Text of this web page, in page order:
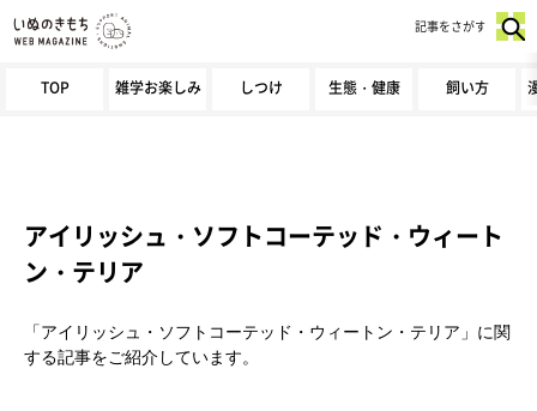
TOP 雑学お楽しみ しつけ 生態・健康 飼い方
記事をさがす
アイリッシュ・ソフトコーテッド・ウィート
ン・テリア
「アイリッシュ・ソフトコーテッド・ウィートン・テリア」に関
する記事をご紹介しています。